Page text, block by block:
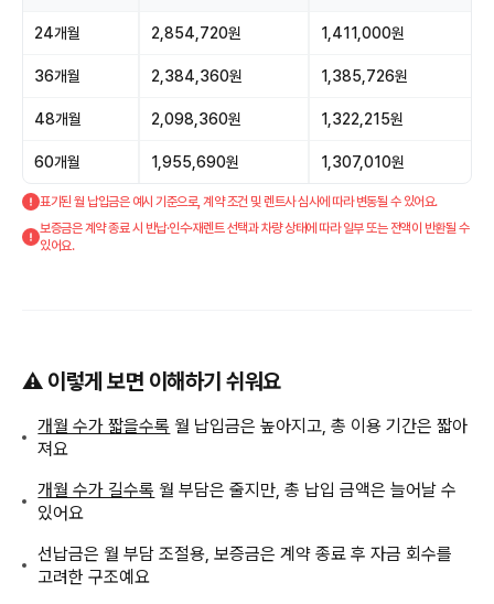
24개월 2,854,720원 1,411,000원
36개월 2,384,360원 1,385,726원
48개월 2,098,360원 1,322,215원
60개월 1,955,690원 1,307,010원
표기된 월 납입금은 예시 기준으로, 계약 조건 및 렌트사 심사에 따라 변동될 수 있어요.
보증금은 계약 종료 시 반납·인수·재렌트 선택과 차량 상태에 따라 일부 또는 전액이 반환될 수
있어요.
⚠️ 이렇게 보면 이해하기 쉬워요
개월 수가 짧을수록 월 납입금은 높아지고, 총 이용 기간은 짧아
져요
개월 수가 길수록 월 부담은 줄지만, 총 납입 금액은 늘어날 수
있어요
선납금은 월 부담 조절용, 보증금은 계약 종료 후 자금 회수를
고려한 구조예요